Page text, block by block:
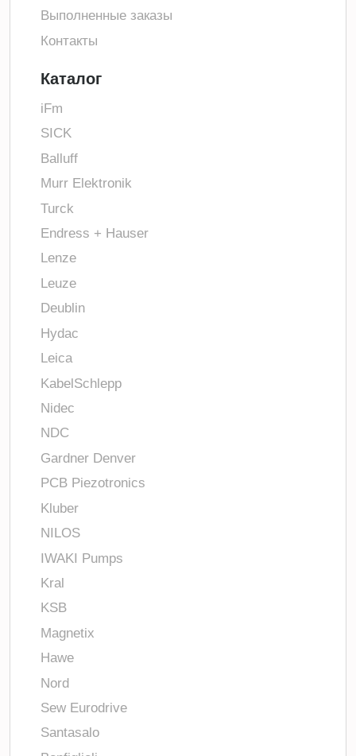
Выполненные заказы
Контакты
Каталог
iFm
SICK
Balluff
Murr Elektronik
Turck
Endress + Hauser
Lenze
Leuze
Deublin
Hydac
Leica
KabelSchlepp
Nidec
NDC
Gardner Denver
PCB Piezotronics
Kluber
NILOS
IWAKI Pumps
Kral
KSB
Magnetix
Hawe
Nord
Sew Eurodrive
Santasalo